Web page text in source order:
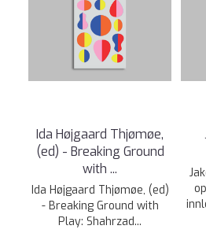
Ida Højgaard Thjømøe,
(ed) - Breaking Ground
with ...
Ida Højgaard Thjømøe, (ed)
- Breaking Ground with
Play: Shahrzad...